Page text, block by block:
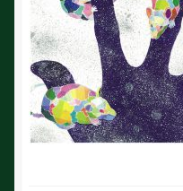
絵を探す